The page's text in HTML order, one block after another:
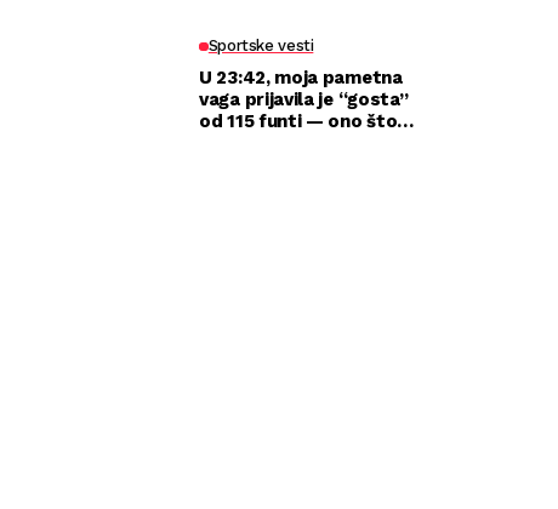
Sportske vesti
U 23:42, moja pametna
vaga prijavila je “gosta”
od 115 funti — ono što